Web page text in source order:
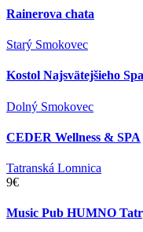
Rainerova chata
Starý Smokovec
Kostol Najsvätejšieho
Dolný Smokovec
CEDER Wellness & SPA
Tatranská Lomnica
9€
Music Pub HUMNO